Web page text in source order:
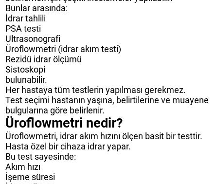
Bunlar arasında:
İdrar tahlili
PSA testi
Ultrasonografi
Üroflowmetri (idrar akım testi)
Rezidü idrar ölçümü
Sistoskopi
bulunabilir.
Her hastaya tüm testlerin yapılması gerekmez.
Test seçimi hastanın yaşına, belirtilerine ve muayene
bulgularına göre belirlenir.
Üroflowmetri nedir?
Üroflowmetri, idrar akım hızını ölçen basit bir testtir.
Hasta özel bir cihaza idrar yapar.
Bu test sayesinde:
Akım hızı
İşeme süresi